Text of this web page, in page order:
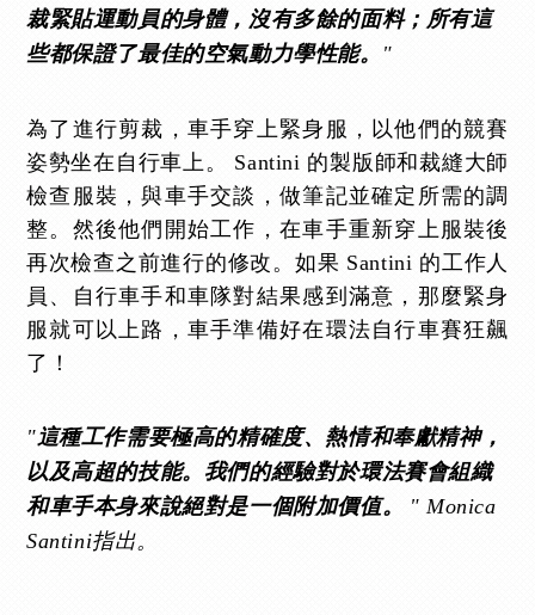
裁緊貼運動員的身體，沒有多餘的面料；所有這
些都保證了最佳的空氣動力學性能。
"
為了進行剪裁，車手穿上緊身服，以他們的競賽
姿勢坐在自行車上。 Santini 的製版師和裁縫大師
檢查服裝，與車手交談，做筆記並確定所需的調
整。然後他們開始工作，在車手重新穿上服裝後
再次檢查之前進行的修改。如果 Santini 的工作人
員、自行車手和車隊對結果感到滿意，那麼緊身
服就可以上路，車手準備好在環法自行車賽狂飆
了！
"這種工作需要極高的精確度、熱情和奉獻精神，
以及高超的技能。我們的經驗對於環法賽會組織
和車手本身來說絕對是一個附加價值。
" Monica
Santini指出。